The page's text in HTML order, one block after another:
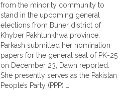
from the minority community to
stand in the upcoming general
elections from Buner district of
Khyber Pakhtunkhwa province.
Parkash submitted her nomination
papers for the general seat of PK-25
on December 23, Dawn reported.
She presently serves as the Pakistan
People’s Party (PPP) …